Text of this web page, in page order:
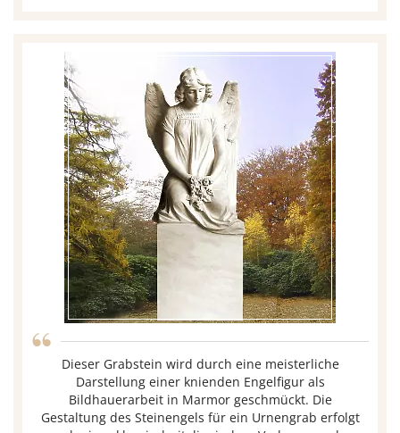
“
Dieser Grabstein wird durch eine meisterliche
Darstellung einer knienden Engelfigur als
Bildhauerarbeit in Marmor geschmückt. Die
Gestaltung des Steinengels für ein Urnengrab erfolgt